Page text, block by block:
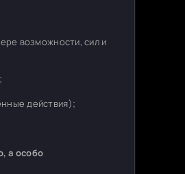
возможности, сил и
действия);
а особо